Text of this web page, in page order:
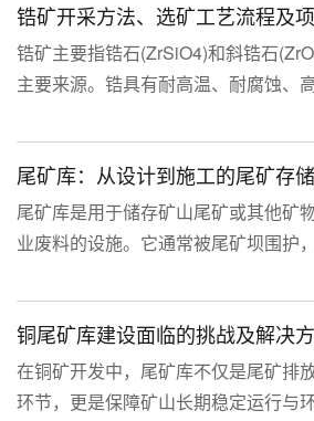
锆矿开采方法、选矿工艺流程及
锆矿主要指锆石(ZrSiO4)和斜锆石
主要来源。锆具有耐高温、耐腐蚀、
应用涉及核工业、陶瓷、耐火材料、
个领域，尤其在高性能陶瓷和锆基合
尾矿库：从设计到施工的尾矿存
尾矿库是用于储存矿山尾矿或其他矿
业废料的设施。它通常被尾矿坝围护
属矿山的尾矿。尾矿库通常包括尾矿
回水系统。根据地形，尾矿库可分为
型和河流拦截型。
铜尾矿库建设面临的挑战及解决
在铜矿开发中，尾矿库不仅是尾矿排
环节，更是保障矿山长期稳定运行与